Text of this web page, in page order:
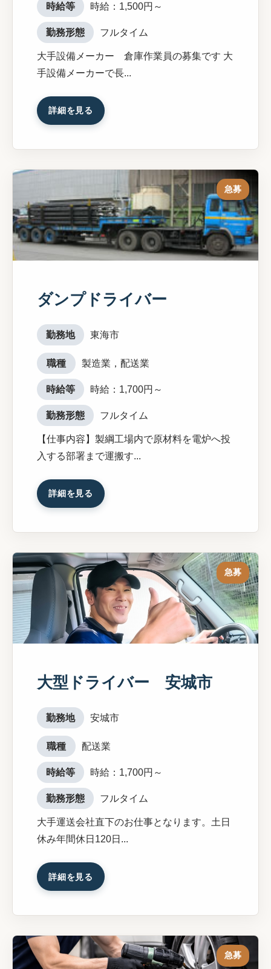
時給等 時給：1,500円～
勤務形態 フルタイム
大手設備メーカー 倉庫作業員の募集です 大
手設備メーカーで長...
詳細を見る
急募
ダンプドライバー
勤務地 東海市
職種 製造業，配送業
時給等 時給：1,700円～
勤務形態 フルタイム
【仕事内容】製綱工場内で原材料を電炉へ投
入する部署まで運搬す...
詳細を見る
急募
大型ドライバー 安城市
勤務地 安城市
職種 配送業
時給等 時給：1,700円～
勤務形態 フルタイム
大手運送会社直下のお仕事となります。土日
休み年間休日120日...
詳細を見る
急募